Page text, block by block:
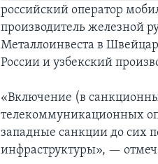
российский оператор
производитель железной
Металлоинвеста в
России и узбекский
«Включение (в
телекоммуникационных
западные санкции до сих
инфраструктуры», —